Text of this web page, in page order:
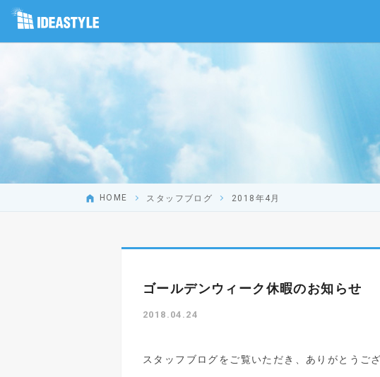
HOME スタッフブログ 2018年4月
ゴールデンウィーク休暇のお知らせ
2018.04.24
スタッフブログをご覧いただき、ありがとうご